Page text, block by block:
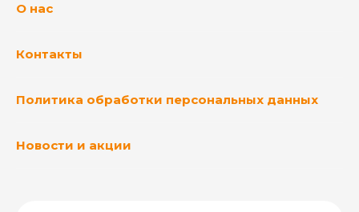
О нас
Контакты
Политика обработки персональных данных
Новости и акции